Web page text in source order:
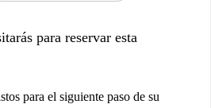
para reservar esta
para el siguiente paso de su